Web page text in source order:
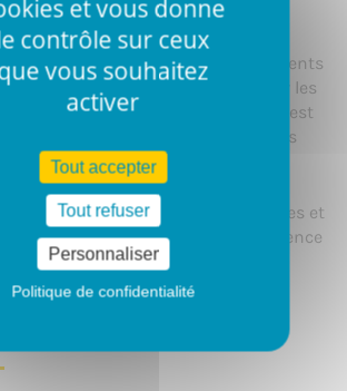
et vous donne
contrôle sur ceux
vous souhaitez
activer
Tout accepter
Tout refuser
Personnaliser
Politique de confidentialité
vous allez
le parcours de vos propres clients
à l’après-achat — pour repérer les
les zones de friction. La formation est
avec des mises en situation et des
repart avec des actions concrètes et
pour améliorer l’expérience